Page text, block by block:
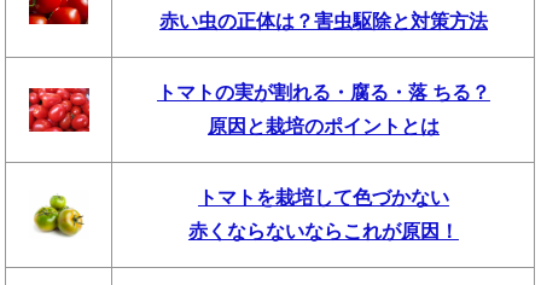
赤い虫の正体は？害虫駆除と対策方法
トマトの実が割れる・腐る・落 ちる？
原因と栽培のポイントとは
トマトを栽培して色づかない
赤くならないならこれが原因！